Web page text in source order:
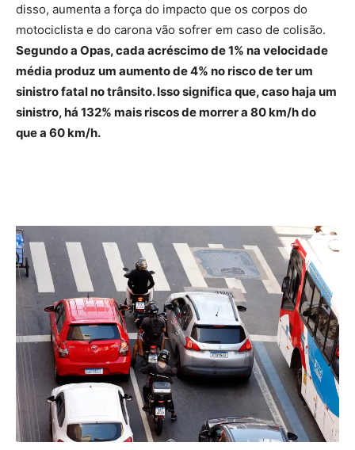
disso, aumenta a força do impacto que os corpos do
motociclista e do carona vão sofrer em caso de colisão.
Segundo a Opas, cada acréscimo de 1% na velocidade
média produz um aumento de 4% no risco de ter um
sinistro fatal no trânsito. Isso significa que, caso haja um
sinistro, há 132% mais riscos de morrer a 80 km/h do
que a 60 km/h.